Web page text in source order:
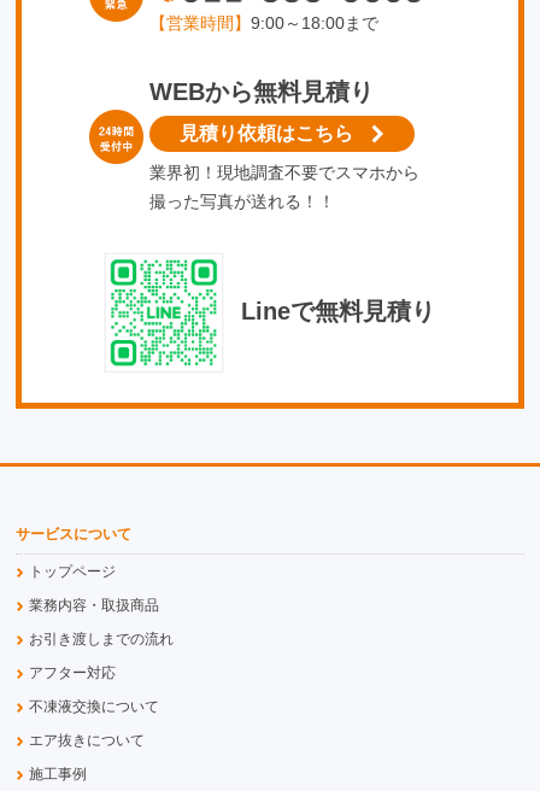
【営業時間】 9:00～18:00まで
WEBから無料見積り
見積り依頼はこちら
業界初！現地調査不要でスマホから
撮った写真が送れる！！
Lineで無料見積り
サービスについて
トップページ
業務内容・取扱商品
お引き渡しまでの流れ
アフター対応
不凍液交換について
エア抜きについて
施工事例